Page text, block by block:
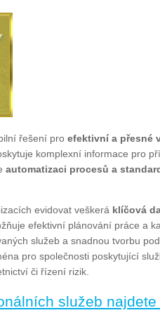
řešení pro efektivní a přesné
komplexní informace pro
automatizaci procesů a
evidovat veškerá klíčová
efektivní plánování práce a
služeb a snadnou tvorbu
pro společnosti poskytující
či řízení rizik.
služeb najdete